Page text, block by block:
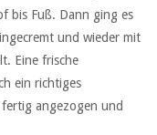
bis Fuß. Dann ging es
und wieder mit
Eine frische
ein richtiges
angezogen und